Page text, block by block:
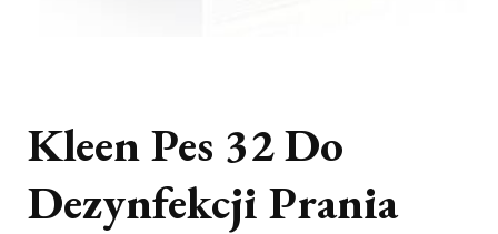
Kleen Pes 32 Do
Dezynfekcji Prania